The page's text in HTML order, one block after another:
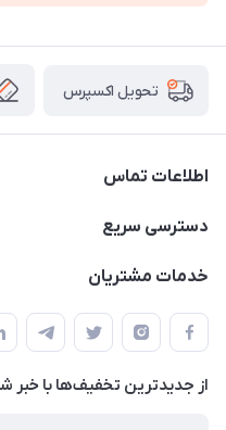
تحویل اکسپرس
اطلاعات تماس
۰۲۱۰۰۰۰۰۰۰۰
دسترسی سریع
حساب کاربری
لیست محصولات
درباره ما
خدمات مشتریان
قوانین و مقررات
حریم خصوصی
راهنما
از جدید‌ترین تخفیف‌ها با‌ خبر